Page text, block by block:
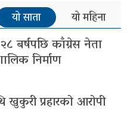
यो साता यो महिना
बर्षपछि काँग्रेस नेता
निर्माण
खुकुरी प्रहारको आरोपी